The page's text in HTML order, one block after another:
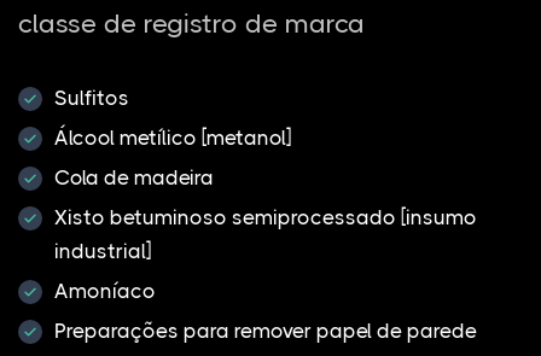
classe de registro de marca
Sulfitos
Álcool metílico [metanol]
Cola de madeira
Xisto betuminoso semiprocessado [insumo
industrial]
Amoníaco
Preparações para remover papel de parede